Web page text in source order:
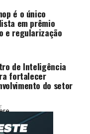
Mato-grossense”
pela
catarinense à
é o único
em prêmio
e regularização
de Inteligência
fortalecer
do setor